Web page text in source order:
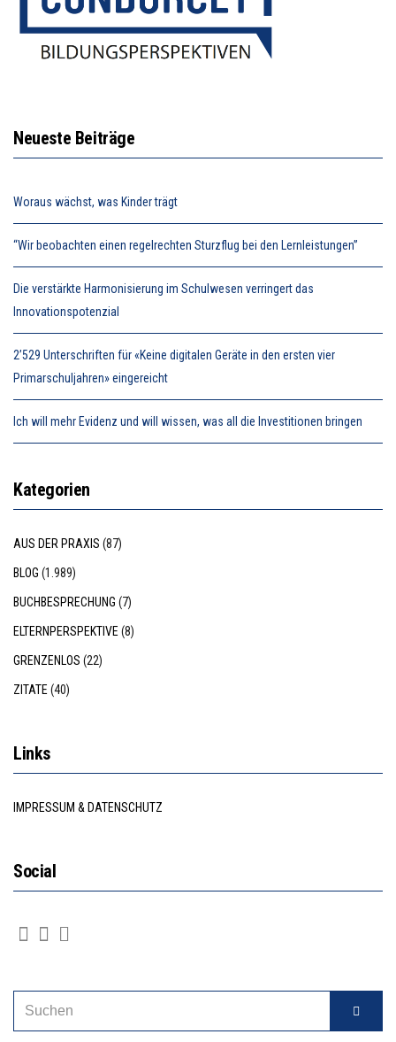
Neueste Beiträge
Woraus wächst, was Kinder trägt
“Wir beobachten einen regelrechten Sturzflug bei den Lernleistungen”
Die verstärkte Harmonisierung im Schulwesen verringert das
Innovationspotenzial
2’529 Unterschriften für «Keine digitalen Geräte in den ersten vier
Primarschuljahren» eingereicht
Ich will mehr Evidenz und will wissen, was all die Investitionen bringen
Kategorien
AUS DER PRAXIS (87)
BLOG (1.989)
BUCHBESPRECHUNG (7)
ELTERNPERSPEKTIVE (8)
GRENZENLOS (22)
ZITATE (40)
Links
IMPRESSUM & DATENSCHUTZ
Social